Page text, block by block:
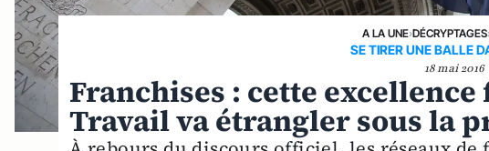
A LA UNE›DÉCRYPTAGES
SE TIRER UNE BALLE
18 mai 2016
Franchises : cette
Travail va étrangler sous la